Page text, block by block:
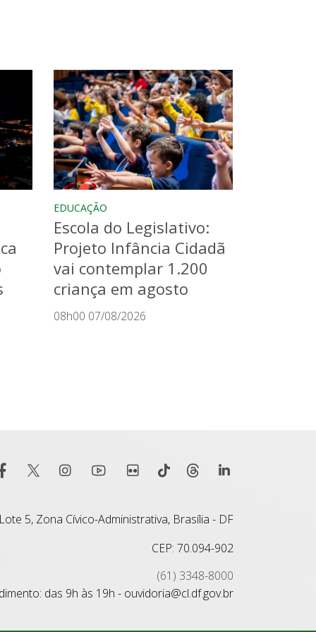
EDUCAÇÃO
Escola do Legislativo:
Projeto Infância Cidadã
vai contemplar 1.200
criança em agosto
08h00 07/08/2026
5, Zona Cívico-Administrativa, Brasília - DF
CEP: 70.094-902
(61) 3348-8000
das 9h às 19h - ouvidoria@cl.df.gov.br